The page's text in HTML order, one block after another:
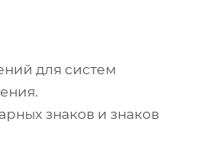
для систем
знаков и знаков